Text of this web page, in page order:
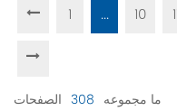
1 ... 10
ما مجموعه 308 الصفحات